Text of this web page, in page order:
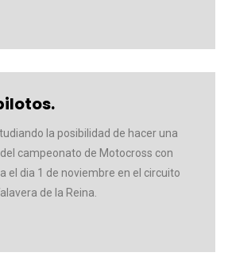
la posibilidad de hacer una
campeonato de Motocross con
el dia 1 de noviembre en el circuito
de la Reina.